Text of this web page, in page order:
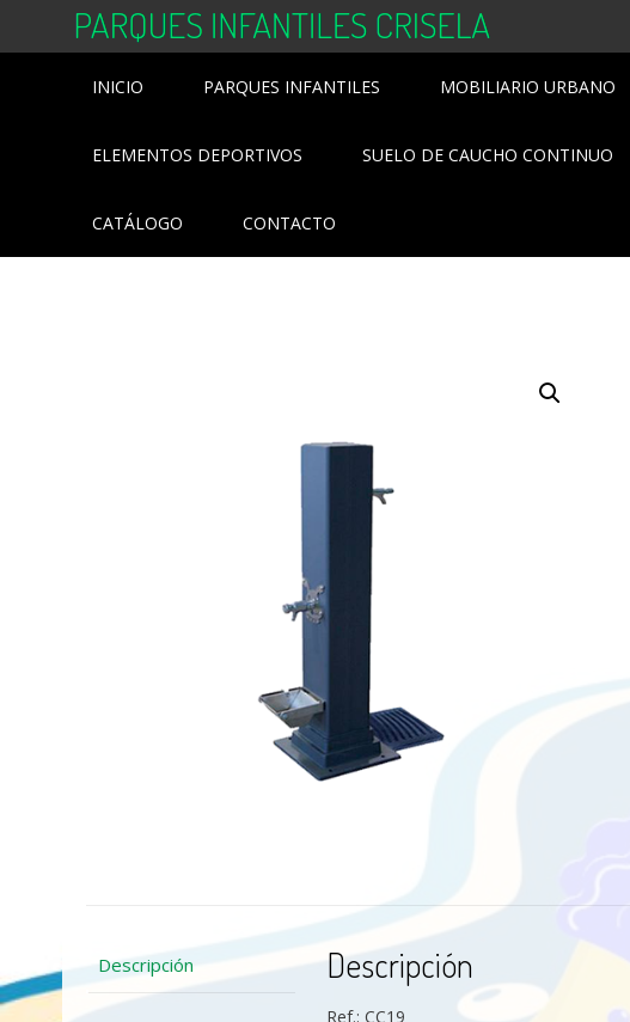
INICIO PARQUES INFANTILES MOBILIARIO URBANO
ELEMENTOS DEPORTIVOS SUELO DE CAUCHO CONTINUO
CATÁLOGO CONTACTO
Descripción Descripción
Ref.: CC19